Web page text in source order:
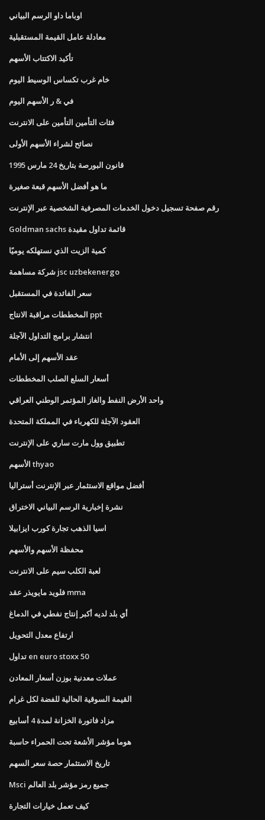
اوباما داو الرسم البياني
معادلة عامل القيمة المستقبلية
تأكيد الاكتتاب الأسهم
خام غرب تكساس الوسيط اليوم
في & ر الأسهم اليوم
فئات التأمين التأمين على الانترنت
نصائح لشراء الأسهم الأولى
قانون البورصة بتاريخ 24 مارس 1995
ما هو أفضل الأسهم قبعة صغيرة
رقم صفحة تسجيل دخول الخدمات المصرفية الشخصية عبر الإنترنت
Goldman sachs قائمة تداول مقيدة
كمية الزيت الذي نستهلكه يوميًا
شركة مساهمة jsc uzbekenergo
سعر الفائدة في المستقبل
المخططات مراقبة الانتاج ppt
انتشار برامج التداول الآجلة
عقد الأسهم إلى الأمام
أسعار السلع الصلب المخططات
واحد الأرض النفط والغاز المؤتمر الوطني العراقي
العقود الآجلة للكهرباء في المملكة المتحدة
تطبيق وول مارت ساري على الإنترنت
الأسهم thyao
أفضل مواقع الاستثمار عبر الإنترنت أستراليا
نشرة إخبارية الرسم البياني الاختراق
اسيا الذهب تجارة كورب ايزابيلا
محفظة الأسهم والأسهم
لعبة الكلب سيم على الانترنت
فلويد مايويذر عقد mma
أي بلد لديه أكبر إنتاج نفطي في الدماغ
ارتفاع معدل التحويل
تداول en euro stoxx 50
عملات معدنية بوزن أسعار المعادن
القيمة السوقية الحالية للفضة لكل غرام
مزاد فاتورة الخزانة لمدة 4 أسابيع
هوما مؤشر الأشعة تحت الحمراء حاسبة
تاريخ الاستثمار حصة سعر السهم
Msci جميع رمز مؤشر بلد العالم
كيف تعمل خيارات التجارة